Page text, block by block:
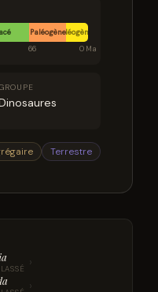
PaléogèneNéogène
66 0 Ma
Terrestre
›
›